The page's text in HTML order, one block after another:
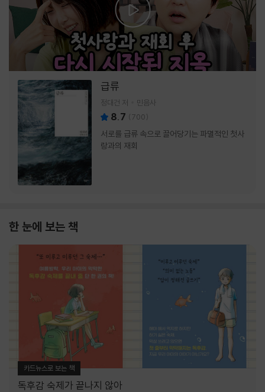
급류
정대건 저 민음사
8.7 (700)
서로를 급류 속으로 끌어당기는 파멸적인 첫사
랑과의 재회
한 눈에 보는 책
카드뉴스로 보는 책
독후감 숙제가 끝나지 않아